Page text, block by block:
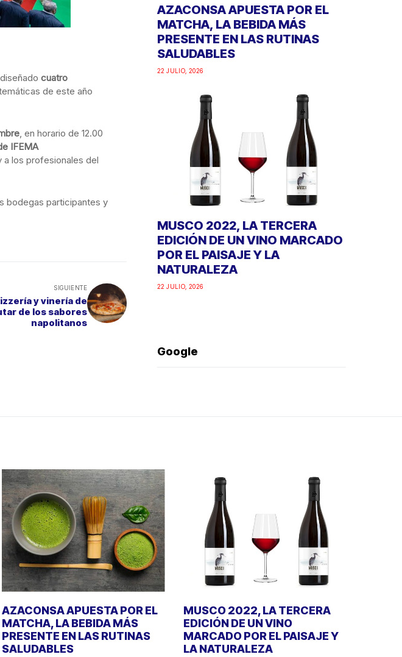
cuatro
de este año
, en horario de 12.00
IFEMA
a los profesionales del
bodegas participantes y
SIGUIENTE
y vinería de
de los sabores
napolitanos
AZACONSA APUESTA POR EL
MATCHA, LA BEBIDA MÁS
PRESENTE EN LAS RUTINAS
SALUDABLES
22 JULIO, 2026
MUSCO 2022, LA TERCERA
EDICIÓN DE UN VINO MARCADO
POR EL PAISAJE Y LA
NATURALEZA
22 JULIO, 2026
Google
AZACONSA APUESTA POR EL
MATCHA, LA BEBIDA MÁS
PRESENTE EN LAS RUTINAS
SALUDABLES
MUSCO 2022, LA TERCERA
EDICIÓN DE UN VINO
MARCADO POR EL PAISAJE Y
LA NATURALEZA